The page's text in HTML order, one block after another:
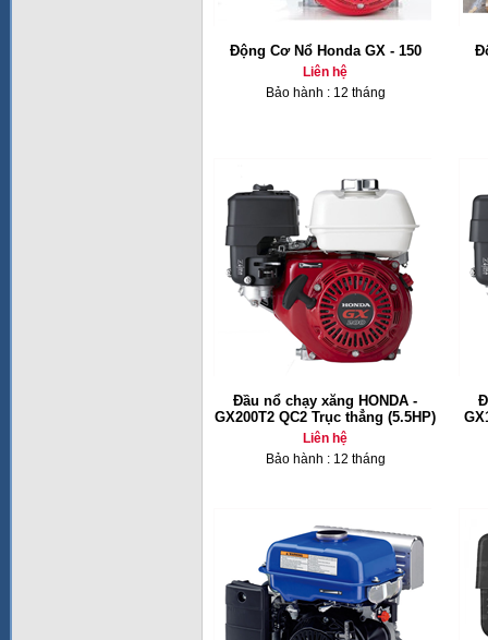
Động Cơ Nổ Honda GX - 150
Liên hệ
Bảo hành : 12 tháng
Đầu nổ chạy xăng HONDA -
GX200T2 QC2 Trục thẳng (5.5HP)
Liên hệ
Bảo hành : 12 tháng